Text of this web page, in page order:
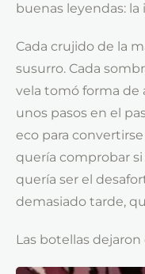
buenas leyendas:
Cada crujido de la
susurro. Cada
vela tomó forma de
unos pasos en el
eco para
quería comprobar
quería ser el
demasiado tarde,
Las botellas